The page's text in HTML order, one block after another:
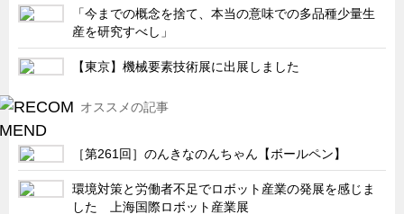
二次電池関連
EV・PHEV充電器関連
農業関連
共同溝・無電柱化関連
サーバーラック・エンクロジャー
「今までの概念を捨て、本当の意味での多品種少量生
産を研究すべし」
【東京】機械要素技術展に出展しました
オススメの記事
［第261回］のんきなのんちゃん【ボールペン】
環境対策と労働者不足でロボット産業の発展を感じま
した 上海国際ロボット産業展